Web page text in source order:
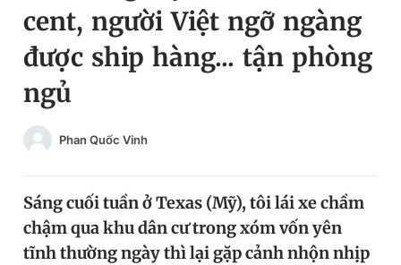
Chuyên mục
Chuyên mục khác
Chào ngày mới
Tin thị trường
Video Magazine
Tin đã lưu
Tin đã xem
cent, người Việt ngỡ ngàng
được ship hàng... tận phòng
ngủ
Phan Quốc Vinh
Sáng cuối tuần ở Texas (Mỹ), tôi lái xe chầm
chậm qua khu dân cư trong xóm vốn yên
tĩnh thường ngày thì lại gặp cảnh nhộn nhịp